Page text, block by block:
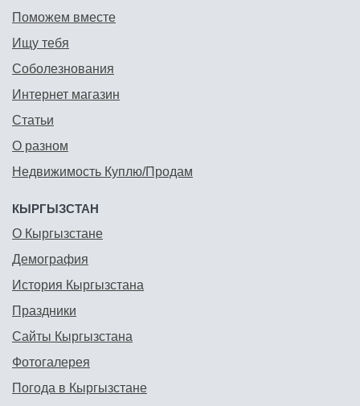
Поможем вместе
Ищу тебя
Соболезнования
Интернет магазин
Статьи
О разном
Недвижимость Куплю/Продам
КЫРГЫЗСТАН
О Кыргызстане
Демография
История Кыргызстана
Праздники
Сайты Кыргызстана
Фотогалерея
Погода в Кыргызстане